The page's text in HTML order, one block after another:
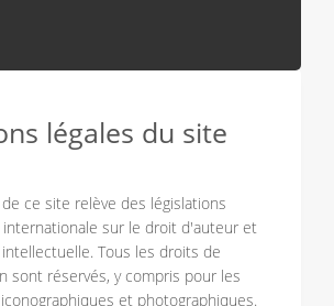
légales du site
ce site relève des législations
sur le droit d'auteur et
Tous les droits de
sont réservés, y compris pour les
et photographiques.